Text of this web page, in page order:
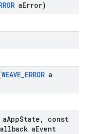
aError)
WEAVE_ERROR a
AppState ,
const
aEvent